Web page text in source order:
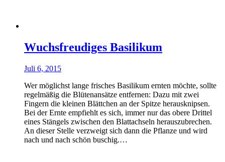
Wuchsfreudiges Basilikum
Juli 6, 2015
Wer möglichst lange frisches Basilikum ernten möchte, sollte
regelmäßig die Blütenansätze entfernen: Dazu mit zwei
Fingern die kleinen Blättchen an der Spitze herausknipsen.
Bei der Ernte empfiehlt es sich, immer nur das obere Drittel
eines Stängels zwischen den Blattachseln herauszubrechen.
An dieser Stelle verzweigt sich dann die Pflanze und wird
nach und nach schön buschig.…